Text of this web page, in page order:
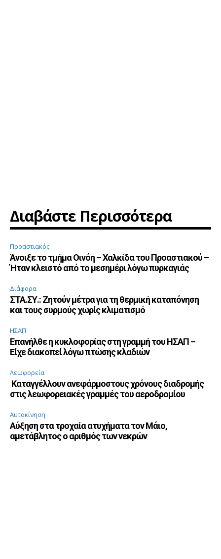
Διαβάστε Περισσότερα
Προαστιακός
Άνοιξε το τμήμα Οινόη – Χαλκίδα του Προαστιακού –
Ήταν κλειστό από το μεσημέρι λόγω πυρκαγιάς
Διάφορα
ΣΤΑ.ΣΥ.: Ζητούν μέτρα για τη θερμική καταπόνηση
και τους συρμούς χωρίς κλιματισμό
ΗΣΑΠ
Επανήλθε η κυκλοφορίας στη γραμμή του ΗΣΑΠ –
Είχε διακοπεί λόγω πτώσης κλαδιών
Λεωφορεία
Καταγγέλλουν ανεφάρμοστους χρόνους διαδρομής
στις λεωφορειακές γραμμές του αεροδρομίου
Αυτοκίνηση
Αύξηση στα τροχαία ατυχήματα τον Μάιο,
αμετάβλητος ο αριθμός των νεκρών